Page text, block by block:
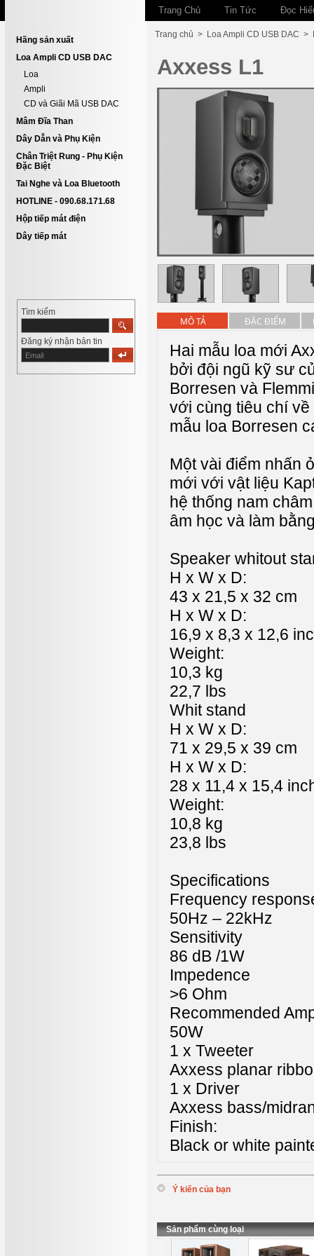
Trang Chủ Tin Tức Đọc
Hãng sản xuất
Loa Ampli CD USB DAC
Loa
Ampli
CD và Giãi Mã USB DAC
Mâm Đĩa Than
Dây Dẫn và Phụ Kiện
Chân Triệt Rung - Phụ Kiện
Đặc Biệt
Tai Nghe và Loa Bluetooth
HOTLINE - 090.68.171.68
Hộp tiếp mát điện
Dây tiếp mát
Tìm kiếm
Đăng ký nhận bản tin
Trang chủ > Loa Ampli CD USB DAC >
Axxess L1
MÔ TẢ ĐẶC ĐIỂM
Hai mẫu loa mới
bởi đội ngũ kỹ sư
Borresen và
với cùng tiêu chí
mẫu loa Borresen
Một vài điểm nhấn
mới với vật liệu
hệ thống nam
âm học và làm
Speaker whitout
H x W x D:
43 x 21,5 x 32 cm
H x W x D:
16,9 x 8,3 x 12,6
Weight:
10,3 kg
22,7 lbs
Whit stand
H x W x D:
71 x 29,5 x 39 cm
H x W x D:
28 x 11,4 x 15,4
Weight:
10,8 kg
23,8 lbs
Specifications
Frequency
50Hz – 22kHz
Sensitivity
86 dB /1W
Impedence
>6 Ohm
Recommended
50W
1 x Tweeter
Axxess planar
1 x Driver
Axxess bass/
Finish:
Black or white
Ý kiến của bạn
* Nội dung:
Sản phẩm cùng loại